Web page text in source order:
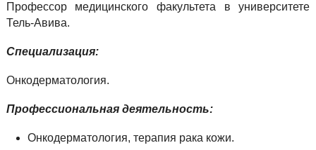
Профессор медицинского факультета в университете
Тель-Авива.
Специализация:
Онкодерматология.
Профессиональная деятельность:
Онкодерматология, терапия рака кожи.